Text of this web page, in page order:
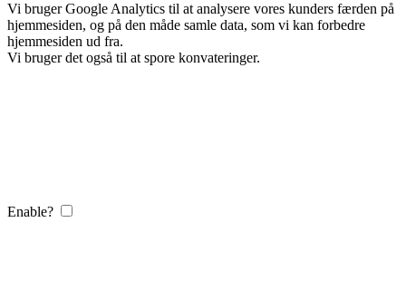
Vi bruger Google Analytics til at analysere vores kunders færden på
hjemmesiden, og på den måde samle data, som vi kan forbedre
hjemmesiden ud fra.
Vi bruger det også til at spore konvateringer.
Enable?